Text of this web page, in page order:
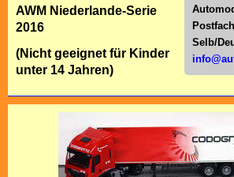
Selb/
AWM Niederlande-Serie
2016
(Nicht geeignet für Kinder
unter 14 Jahren)